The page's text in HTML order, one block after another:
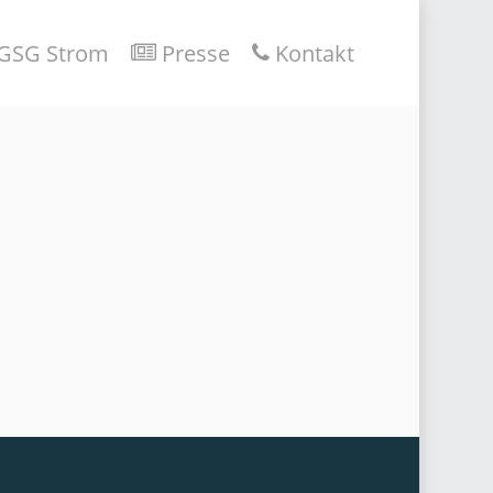
Strom Presse Kontakt